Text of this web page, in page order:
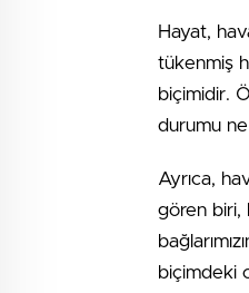
Hayat,
tükenmiş
biçimidir.
durumu
Ayrıca,
gören biri,
biçimdeki